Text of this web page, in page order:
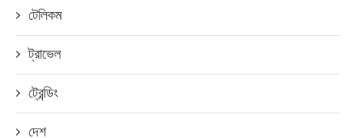
টেলিকম
ট্রাভেল
ট্রেন্ডিং
দেশ